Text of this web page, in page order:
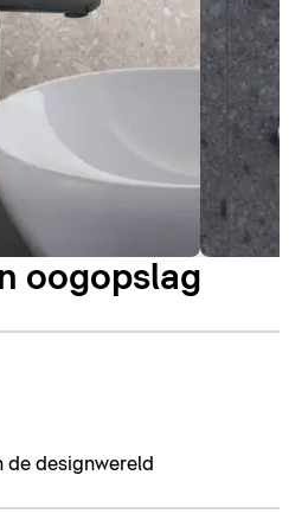
oogopslag
de designwereld